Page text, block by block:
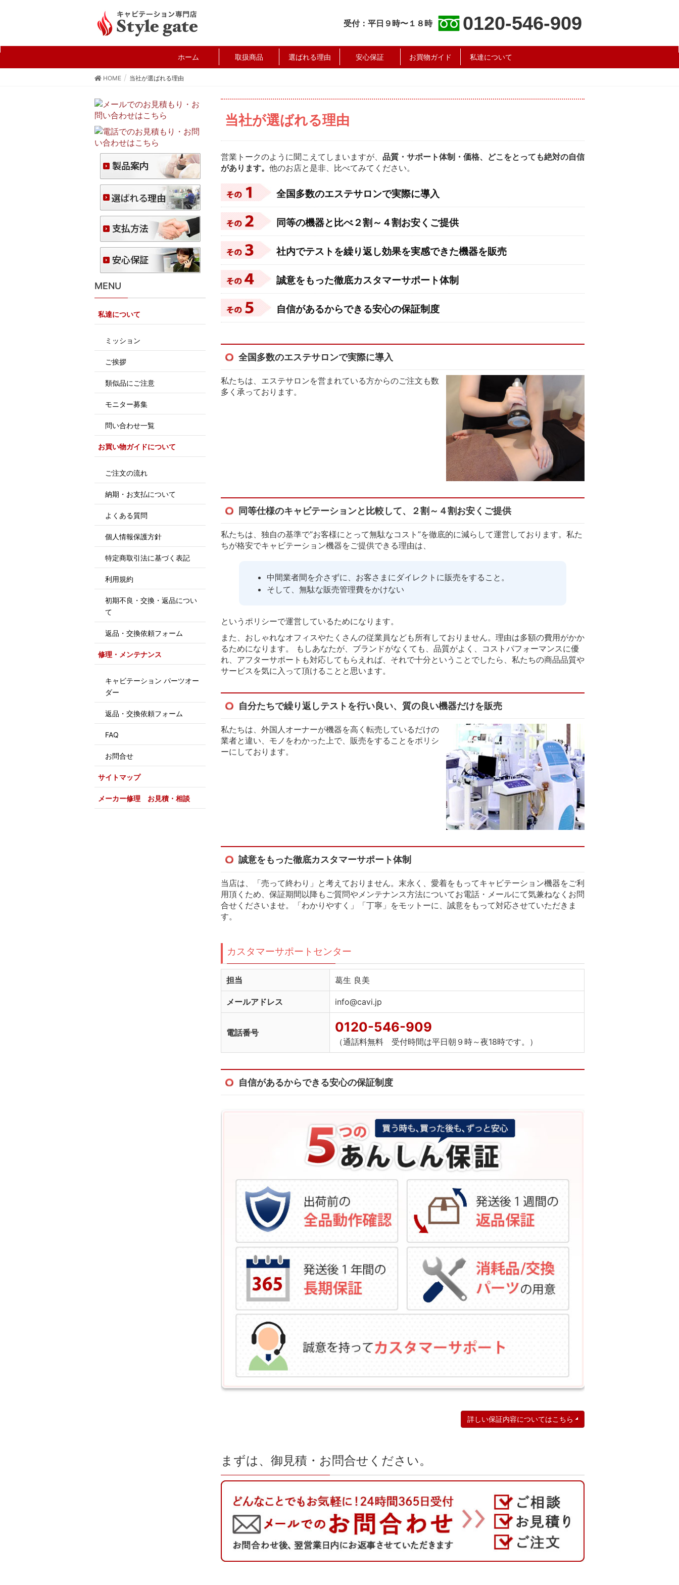
受付：平日９時〜１８時 0120-546-909
ホーム 取扱商品 選ばれる理由 安心保証 お買物ガイド 私達について
HOME 当社が選ばれる理由
当社が選ばれる理由
営業トークのように聞こえてしまいますが、 品質・サポート体制・価格、どこをとっても絶対の自信
があります。 他のお店と是非、比べてみてください。
全国多数のエステサロンで実際に導入
同等の機器と比べ２割～４割お安くご提供
社内でテストを繰り返し効果を実感できた機器を販売
誠意をもった徹底カスタマーサポート体制
自信があるからできる安心の保証制度
全国多数のエステサロンで実際に導入
私たちは、エステサロンを営まれている方からのご注文も数
多く承っております。
同等仕様のキャビテーションと比較して、２割～４割お安くご提供
私たちは、独自の基準で”お客様にとって無駄なコスト”を徹底的に減らして運営しております。私た
ちが格安でキャビテーション機器をご提供できる理由は、
中間業者間を介さずに、お客さまにダイレクトに販売をすること。
そして、無駄な販売管理費をかけない
というポリシーで運営しているためになります。
また、おしゃれなオフィスやたくさんの従業員なども所有しておりません。理由は多額の費用がかか
るためになります。 もしあなたが、ブランドがなくても、品質がよく、コストパフォーマンスに優
れ、アフターサポートも対応してもらえれば、それで十分ということでしたら、私たちの商品品質や
サービスを気に入って頂けることと思います。
自分たちで繰り返しテストを行い良い、質の良い機器だけを販売
私たちは、外国人オーナーが機器を高く転売しているだけの
業者と違い、モノをわかった上で、販売をすることをポリシ
ーにしております。
誠意をもった徹底カスタマーサポート体制
当店は、「売って終わり」と考えておりません。末永く、愛着をもってキャビテーション機器をご利
用頂くため、保証期間以降もご質問やメンテナンス方法についてお電話・メールにて気兼ねなくお問
合せくださいませ。「わかりやすく」「丁寧」をモットーに、誠意をもって対応させていただきま
す。
カスタマーサポートセンター
担当 葛生 良美
メールアドレス info@cavi.jp
電話番号 0120-546-909
（通話料無料 受付時間は平日朝９時～夜18時です。）
自信があるからできる安心の保証制度
詳しい保証内容についてはこちら
まずは、御見積・お問合せください。
MENU
私達について
ミッション
ご挨拶
類似品にご注意
モニター募集
問い合わせ一覧
お買い物ガイドについて
ご注文の流れ
納期・お支払について
よくある質問
個人情報保護方針
特定商取引法に基づく表記
利用規約
初期不良・交換・返品につい
て
返品・交換依頼フォーム
修理・メンテナンス
キャビテーション パーツオー
ダー
返品・交換依頼フォーム
FAQ
お問合せ
サイトマップ
メーカー修理 お見積・相談